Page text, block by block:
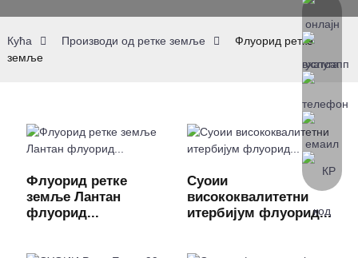
Кућа Производи од ретке земље
Флуорид ретке
земље
Флуорид ретке
земље Лантан
флуорид...
Суоии
висококвалитетни
итербијум флуорид...